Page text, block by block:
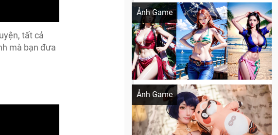
tất cả
mà bạn đưa
Ảnh Game
Ảnh Game
Cosplay Xiangling siêu cute